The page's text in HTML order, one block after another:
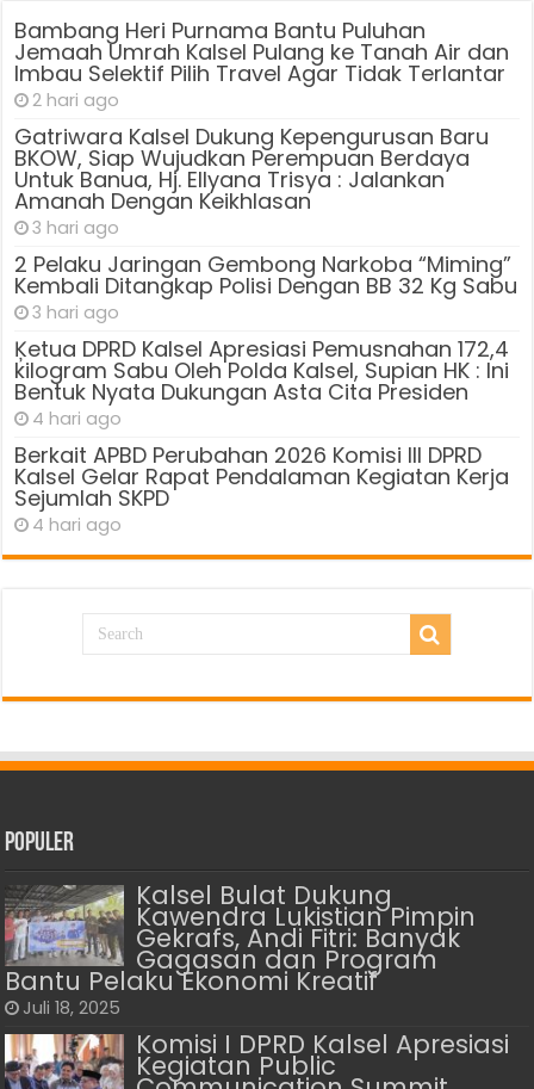
Bambang Heri Purnama Bantu Puluhan
Jemaah Umrah Kalsel Pulang ke Tanah Air dan
Imbau Selektif Pilih Travel Agar Tidak Terlantar
2 hari ago
Gatriwara Kalsel Dukung Kepengurusan Baru
BKOW, Siap Wujudkan Perempuan Berdaya
Untuk Banua, Hj. Ellyana Trisya : Jalankan
Amanah Dengan Keikhlasan
3 hari ago
2 Pelaku Jaringan Gembong Narkoba “Miming”
Kembali Ditangkap Polisi Dengan BB 32 Kg Sabu
3 hari ago
Ķetua DPRD Kalsel Apresiasi Pemusnahan 172,4
kilogram Sabu Oleh Polda Kalsel, Supian HK : Ini
Bentuk Nyata Dukungan Asta Cita Presiden
4 hari ago
Berkait APBD Perubahan 2026 Komisi III DPRD
Kalsel Gelar Rapat Pendalaman Kegiatan Kerja
Sejumlah SKPD
4 hari ago
Populer
Kalsel Bulat Dukung
Kawendra Lukistian Pimpin
Gekrafs, Andi Fitri: Banyak
Gagasan dan Program
Bantu Pelaku Ekonomi Kreatif
Juli 18, 2025
Komisi I DPRD Kalsel Apresiasi
Kegiatan Public